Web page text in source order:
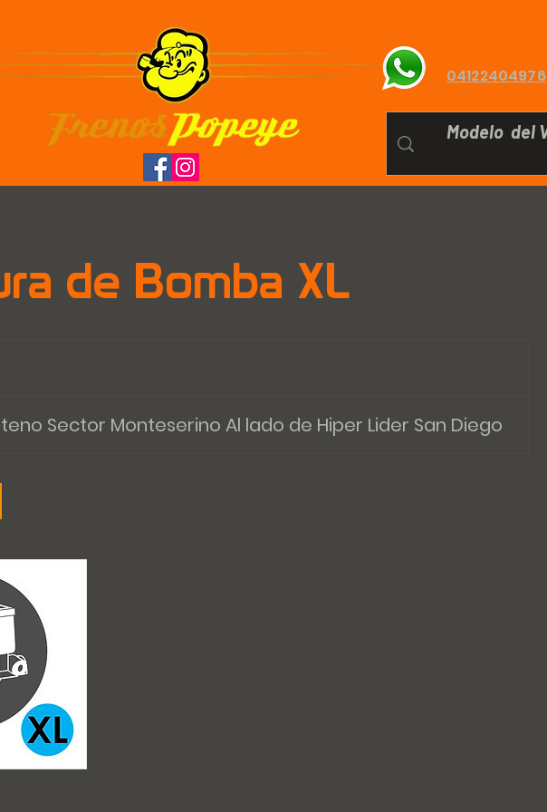
04122404976
de Bomba XL
Sector Monteserino Al lado de Hiper Lider San Diego